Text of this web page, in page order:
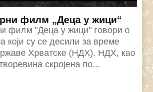
филм „Деца у жици“
филм "Деца у жици" говори о
који су се десили за време
Хрватске (НДХ). НДХ, као
скројена по...